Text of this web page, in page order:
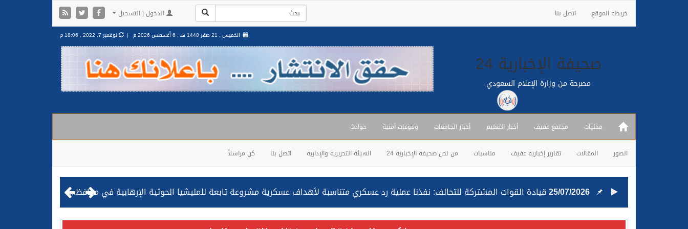
خريطة الموقع اتصل بنا الدخول | التسجيل
صحيفة الإخبارية 24
مصرحة من وزارة الإعلام السعودي
الخميس , 21 صفر 1448 هـ , 6 أغسطس 2026 م | نوفمبر 7, 2022 , 18:06 م
محليات مجتمع عفيف أخبار التعليم أخبار الجامعات وقوعات أمنية حوادث
الصور المقالات تقارير إخبارية عفيف مناسبات من نحن صحيفة الإخبارية 24 الهيئة التحريرية والإدارية اتصل بنا كن مراسلاً
25/07/2026 قيادة القوات المشتركة للتحالف: نفذنا عملية رد عسكري متناسبة لأهداف عسكرية مشروعة تابعة للمليشيا الحوثية الإرهابية في محافظة الحديدة
24/07/2026مصدر مسؤول بالهيئة العامة للنقل: استهداف السفينة السعودية NCC MASA خلال إبحارها في البحر الأحمر نتج عنه إصابة طفيفة في بدنها